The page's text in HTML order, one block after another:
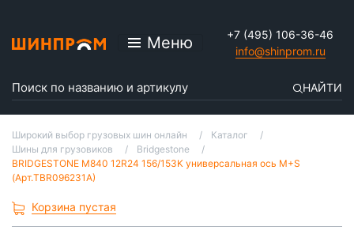
Меню
+7 (495) 106-36-46
info@shinprom.ru
НАЙТИ
Широкий выбор грузовых шин онлайн
Каталог
Шины для грузовиков
Bridgestone
BRIDGESTONE M840 12R24 156/153K универсальная ось M+S
(Арт.TBR096231A)
Корзина пустая